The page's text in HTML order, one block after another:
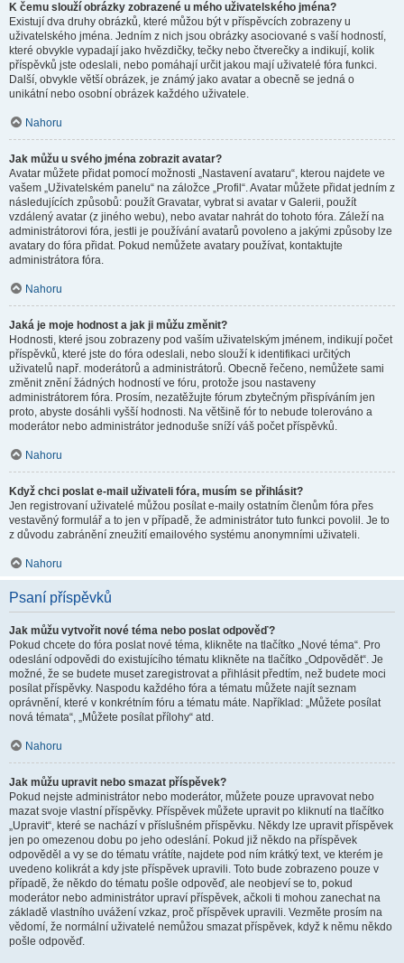
K čemu slouží obrázky zobrazené u mého uživatelského jména?
Existují dva druhy obrázků, které můžou být v příspěvcích zobrazeny u
uživatelského jména. Jedním z nich jsou obrázky asociované s vaší hodností,
které obvykle vypadají jako hvězdičky, tečky nebo čtverečky a indikují, kolik
příspěvků jste odeslali, nebo pomáhají určit jakou mají uživatelé fóra funkci.
Další, obvykle větší obrázek, je známý jako avatar a obecně se jedná o
unikátní nebo osobní obrázek každého uživatele.
Nahoru
Jak můžu u svého jména zobrazit avatar?
Avatar můžete přidat pomocí možnosti „Nastavení avataru“, kterou najdete ve
vašem „Uživatelském panelu“ na záložce „Profil“. Avatar můžete přidat jedním z
následujících způsobů: použít Gravatar, vybrat si avatar v Galerii, použít
vzdálený avatar (z jiného webu), nebo avatar nahrát do tohoto fóra. Záleží na
administrátorovi fóra, jestli je používání avatarů povoleno a jakými způsoby lze
avatary do fóra přidat. Pokud nemůžete avatary používat, kontaktujte
administrátora fóra.
Nahoru
Jaká je moje hodnost a jak ji můžu změnit?
Hodnosti, které jsou zobrazeny pod vaším uživatelským jménem, indikují počet
příspěvků, které jste do fóra odeslali, nebo slouží k identifikaci určitých
uživatelů např. moderátorů a administrátorů. Obecně řečeno, nemůžete sami
změnit znění žádných hodností ve fóru, protože jsou nastaveny
administrátorem fóra. Prosím, nezatěžujte fórum zbytečným přispíváním jen
proto, abyste dosáhli vyšší hodnosti. Na většině fór to nebude tolerováno a
moderátor nebo administrátor jednoduše sníží váš počet příspěvků.
Nahoru
Když chci poslat e-mail uživateli fóra, musím se přihlásit?
Jen registrovaní uživatelé můžou posílat e-maily ostatním členům fóra přes
vestavěný formulář a to jen v případě, že administrátor tuto funkci povolil. Je to
z důvodu zabránění zneužití emailového systému anonymními uživateli.
Nahoru
Psaní příspěvků
Jak můžu vytvořit nové téma nebo poslat odpověď?
Pokud chcete do fóra poslat nové téma, klikněte na tlačítko „Nové téma“. Pro
odeslání odpovědi do existujícího tématu klikněte na tlačítko „Odpovědět“. Je
možné, že se budete muset zaregistrovat a přihlásit předtím, než budete moci
posílat příspěvky. Naspodu každého fóra a tématu můžete najít seznam
oprávnění, které v konkrétním fóru a tématu máte. Například: „Můžete posílat
nová témata“, „Můžete posílat přílohy“ atd.
Nahoru
Jak můžu upravit nebo smazat příspěvek?
Pokud nejste administrátor nebo moderátor, můžete pouze upravovat nebo
mazat svoje vlastní příspěvky. Příspěvek můžete upravit po kliknutí na tlačítko
„Upravit“, které se nachází v příslušném příspěvku. Někdy lze upravit příspěvek
jen po omezenou dobu po jeho odeslání. Pokud již někdo na příspěvek
odpověděl a vy se do tématu vrátíte, najdete pod ním krátký text, ve kterém je
uvedeno kolikrát a kdy jste příspěvek upravili. Toto bude zobrazeno pouze v
případě, že někdo do tématu pošle odpověď, ale neobjeví se to, pokud
moderátor nebo administrátor upraví příspěvek, ačkoli ti mohou zanechat na
základě vlastního uvážení vzkaz, proč příspěvek upravili. Vezměte prosím na
vědomí, že normální uživatelé nemůžou smazat příspěvek, když k němu někdo
pošle odpověď.